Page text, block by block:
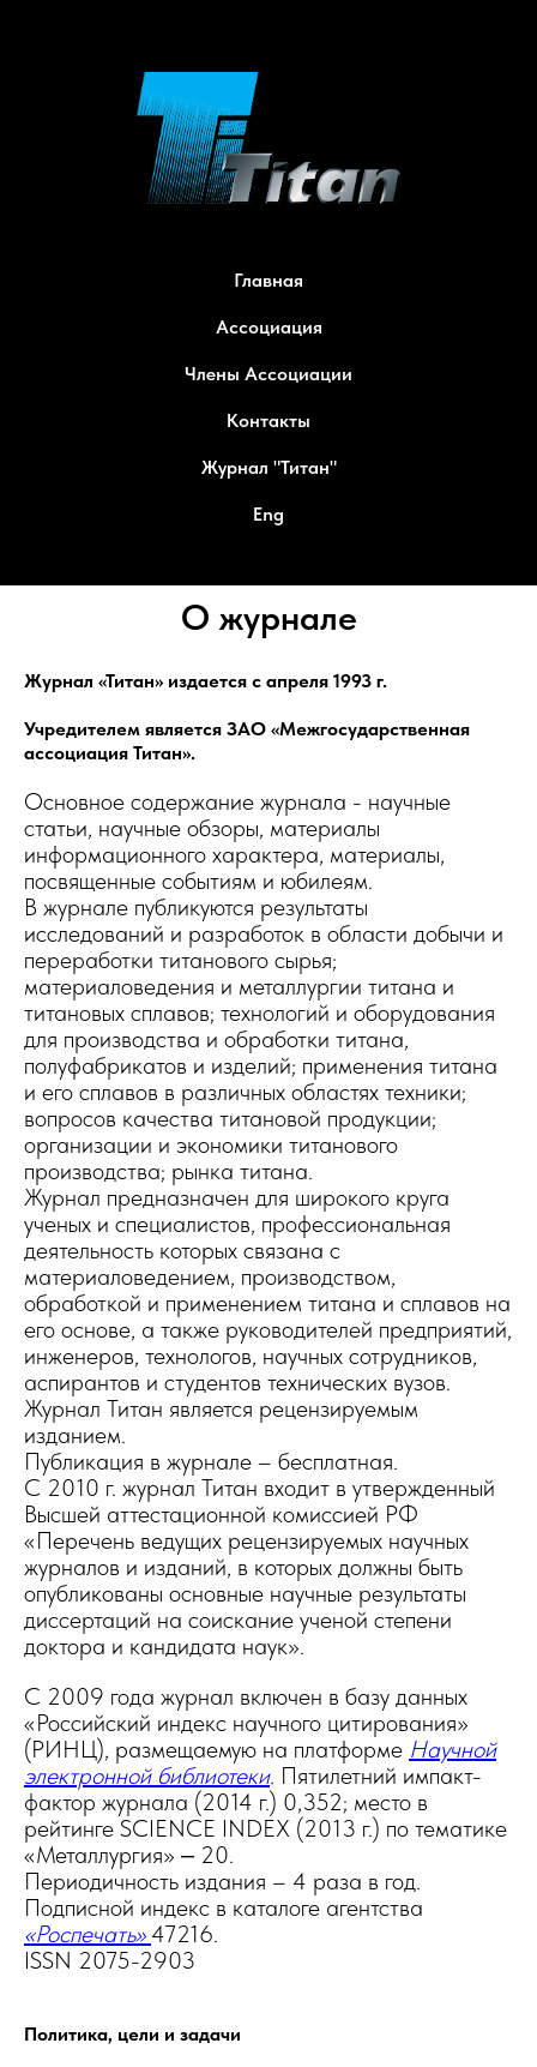
Главная
Ассоциация
Члены Ассоциации
Контакты
Журнал "Титан"
Eng
О журнале
Журнал «Титан» издается с апреля 1993 г.
Учредителем является ЗАО «Межгосударственная
ассоциация Титан».
Основное содержание журнала - научные
статьи, научные обзоры, материалы
информационного характера, материалы,
посвященные событиям и юбилеям.
В журнале публикуются результаты
исследований и разработок в области добычи и
переработки титанового сырья;
материаловедения и металлургии титана и
титановых сплавов; технологий и оборудования
для производства и обработки титана,
полуфабрикатов и изделий; применения титана
и его сплавов в различных областях техники;
вопросов качества титановой продукции;
организации и экономики титанового
производства; рынка титана.
Журнал предназначен для широкого круга
ученых и специалистов, профессиональная
деятельность которых связана с
материаловедением, производством,
обработкой и применением титана и сплавов на
его основе, а также руководителей предприятий,
инженеров, технологов, научных сотрудников,
аспирантов и студентов технических вузов.
Журнал Титан является рецензируемым
изданием.
Публикация в журнале – бесплатная.
С 2010 г. журнал Титан входит в утвержденный
Высшей аттестационной комиссией РФ
«Перечень ведущих рецензируемых научных
журналов и изданий, в которых должны быть
опубликованы основные научные результаты
диссертаций на соискание ученой степени
доктора и кандидата наук».
С 2009 года журнал включен в базу данных
«Российский индекс научного цитирования»
(РИНЦ), размещаемую на платформе Научной
электронной библиотеки. Пятилетний импакт-
фактор журнала (2014 г.) 0,352; место в
рейтинге SCIENCE INDEX (2013 г.) по тематике
«Металлургия» ‒ 20.
Периодичность издания – 4 раза в год.
Подписной индекс в каталоге агентства
«Роспечать» 47216.
ISSN 2075-2903
Политика, цели и задачи